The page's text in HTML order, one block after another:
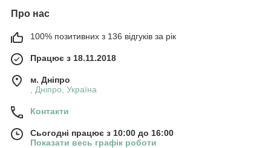
Про нас
100% позитивних з 136 відгуків за рік
Працює з 18.11.2018
м. Дніпро
, Дніпро, Україна
Контакти
Сьогодні працює з 10:00 до 16:00
Показати весь графік роботи